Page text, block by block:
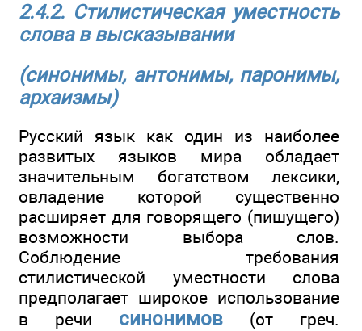
2.4.2. Стилистическая уместность
слова в высказывании
(синонимы, антонимы, паронимы,
архаизмы)
Русский язык как один из наиболее
развитых языков мира обладает
значительным богатством лексики,
овладение которой существенно
расширяет для говорящего (пишущего)
возможности выбора слов.
Соблюдение требования
стилистической уместности слова
предполагает широкое использование
в речи синонимов (от греч.